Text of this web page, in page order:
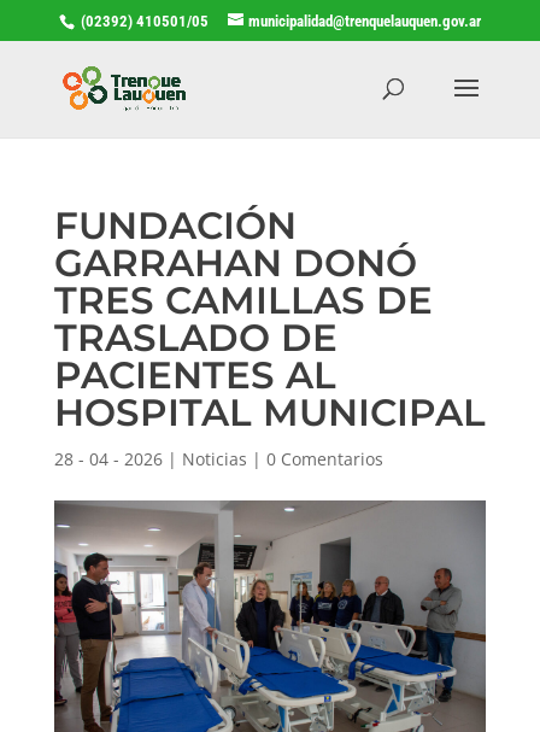
(02392) 410501/05 municipalidad@trenquelauquen.gov.ar
FUNDACIÓN
GARRAHAN DONÓ
TRES CAMILLAS DE
TRASLADO DE
PACIENTES AL
HOSPITAL MUNICIPAL
28 - 04 - 2026| Noticias | 0 Comentarios